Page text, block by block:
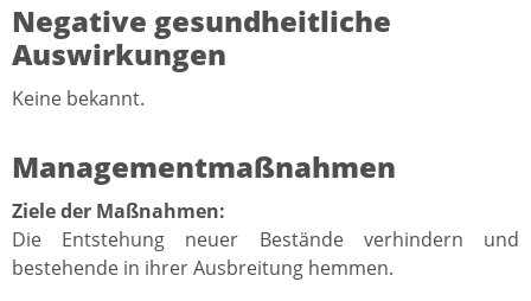
Negative gesundheitliche
Auswirkungen
Keine bekannt.
Managementmaßnahmen
Ziele der Maßnahmen:
Die Entstehung neuer Bestände verhindern und
bestehende in ihrer Ausbreitung hemmen.